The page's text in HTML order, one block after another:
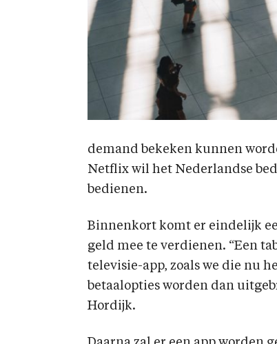
demand bekeken kunnen
Netflix wil het Nederlandse
bedienen.
Binnenkort komt er eindelijk
geld mee te verdienen. “Een
televisie-app, zoals we die nu
betaalopties worden dan
Hordijk.